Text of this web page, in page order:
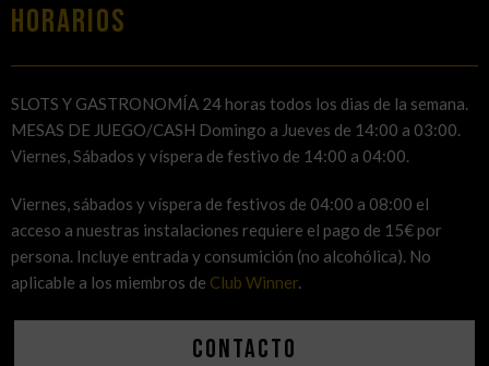
HORARIOS
SLOTS Y GASTRONOMÍA 24 horas todos los dias de la semana.
MESAS DE JUEGO/CASH Domingo a Jueves de 14:00 a 03:00.
Viernes, Sábados y víspera de festivo de 14:00 a 04:00.
Viernes, sábados y víspera de festivos de 04:00 a 08:00 el
acceso a nuestras instalaciones requiere el pago de 15€ por
persona. Incluye entrada y consumición (no alcohólica). No
aplicable a los miembros de Club Winner.
Contacto